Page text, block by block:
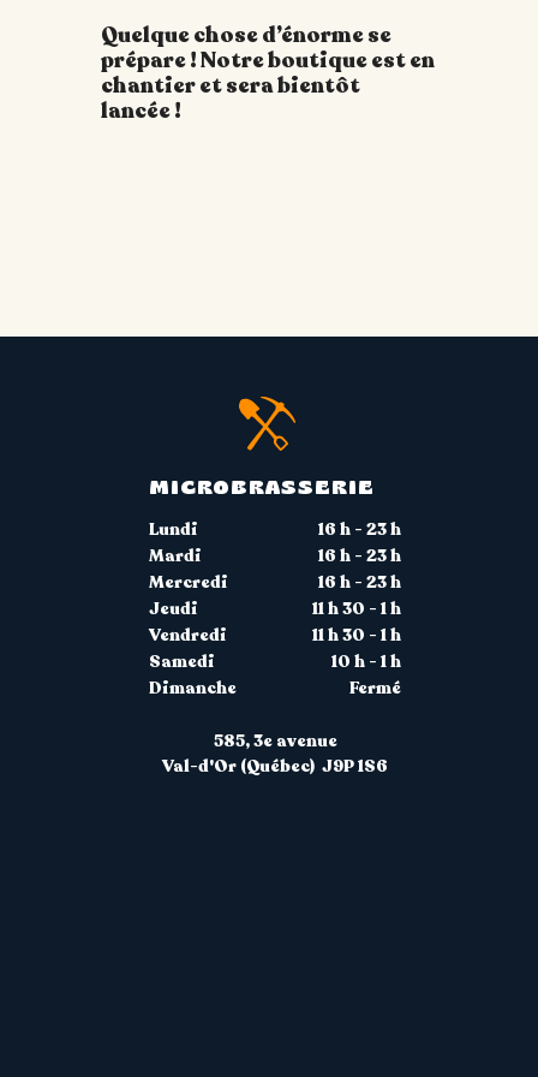
Quelque chose d’énorme se
prépare ! Notre boutique est en
chantier et sera bientôt
lancée !
MICROBRASSERIE
Lundi
16 h - 23 h
Mardi
16 h - 23 h
Mercredi
16 h - 23 h
Jeudi
11 h 30 - 1 h
Vendredi
11 h 30 - 1 h
Samedi
10 h - 1 h
Dimanche
Fermé
585, 3e avenue
Val-d'Or (Québec) J9P 1S6